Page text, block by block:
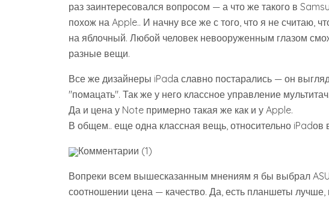
раз заинтересовался вопросом — а что же такого в
похож на Apple.. И начну все же с того, что я не считаю,
на яблочный. Любой человек невооруженным глазом
разные вещи.
Все же дизайнеры iPadа славно постарались — он
"помацать". Так же у него классное управление
Да и цена у Note примерно такая же как и у Apple.
В общем.. еще одна классная вещь, относительно
Комментарии (1)
Вопреки всем вышесказанным мнениям я бы выбрал
соотношении цена — качество. Да, есть планшеты лучше,